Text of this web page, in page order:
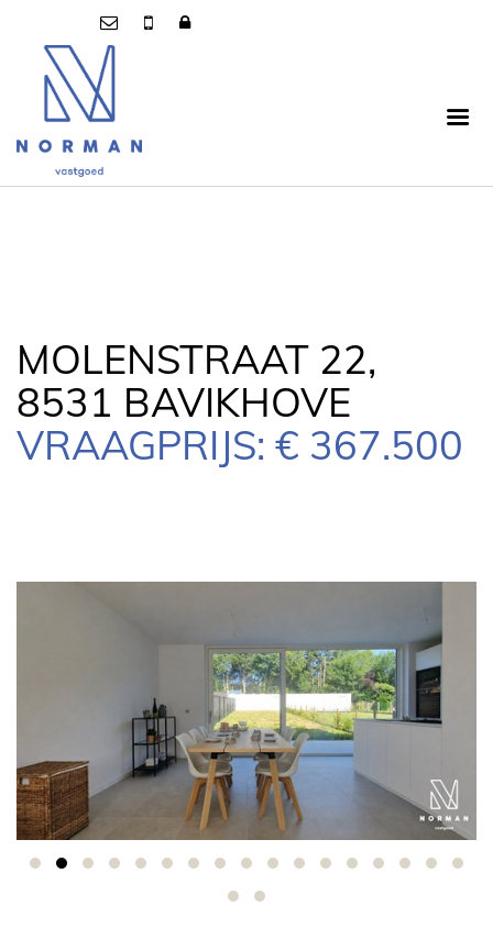
MOLENSTRAAT 22,
8531 BAVIKHOVE
VRAAGPRIJS: € 367.500